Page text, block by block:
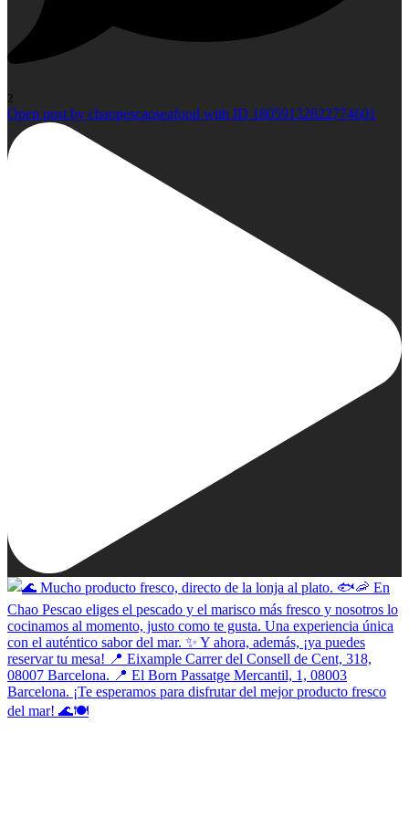
2
Open post by chaopescaoseafood with ID 18059132822774601